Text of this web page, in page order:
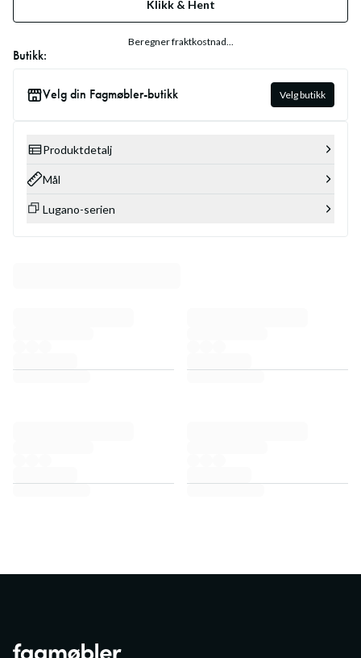
Klikk & Hent
Beregner fraktkostnad...
Butikk:
Velg din Fagmøbler-butikk Velg butikk
Produktdetalj
Mål
Lugano-serien